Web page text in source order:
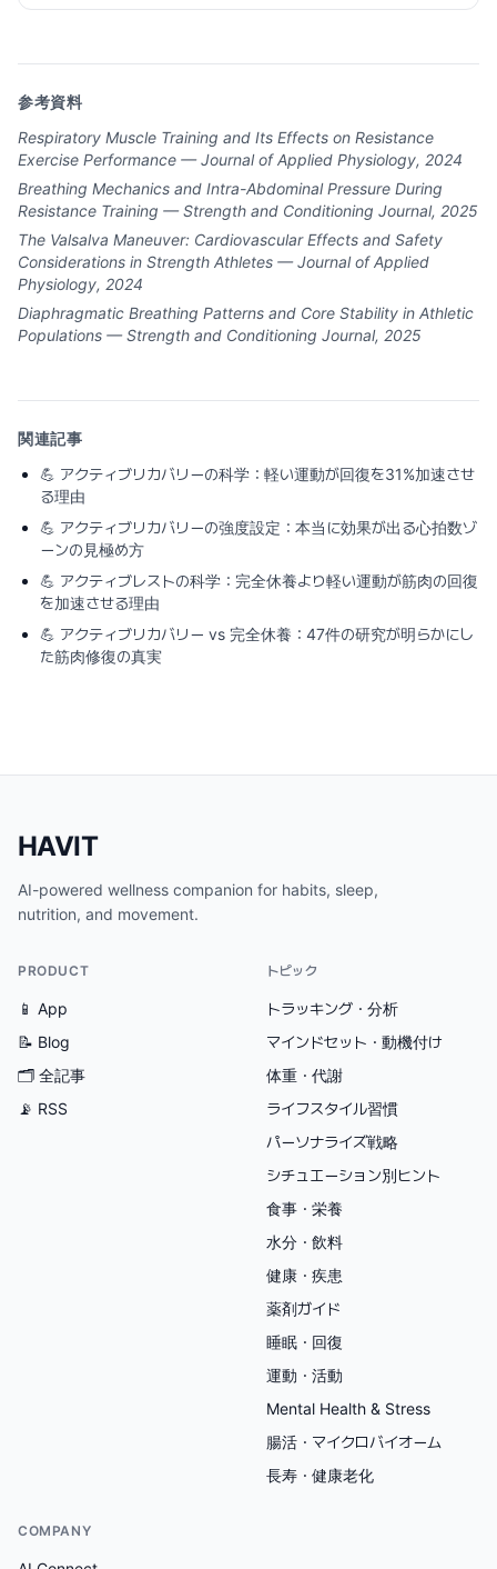
参考資料
Respiratory Muscle Training and Its Effects on Resistance
Exercise Performance — Journal of Applied Physiology, 2024
Breathing Mechanics and Intra-Abdominal Pressure During
Resistance Training — Strength and Conditioning Journal, 2025
The Valsalva Maneuver: Cardiovascular Effects and Safety
Considerations in Strength Athletes — Journal of Applied
Physiology, 2024
Diaphragmatic Breathing Patterns and Core Stability in Athletic
Populations — Strength and Conditioning Journal, 2025
関連記事
💪 アクティブリカバリーの科学：軽い運動が回復を31%加速させ
る理由
💪 アクティブリカバリーの強度設定：本当に効果が出る心拍数ゾ
ーンの見極め方
💪 アクティブレストの科学：完全休養より軽い運動が筋肉の回復
を加速させる理由
💪 アクティブリカバリー vs 完全休養：47件の研究が明らかにし
た筋肉修復の真実
HAVIT
AI-powered wellness companion for habits, sleep,
nutrition, and movement.
PRODUCT
📱 App
📝 Blog
🗂 全記事
📡 RSS
トピック
トラッキング・分析
マインドセット・動機付け
体重・代謝
ライフスタイル習慣
パーソナライズ戦略
シチュエーション別ヒント
食事・栄養
水分・飲料
健康・疾患
薬剤ガイド
睡眠・回復
運動・活動
Mental Health & Stress
腸活・マイクロバイオーム
長寿・健康老化
COMPANY